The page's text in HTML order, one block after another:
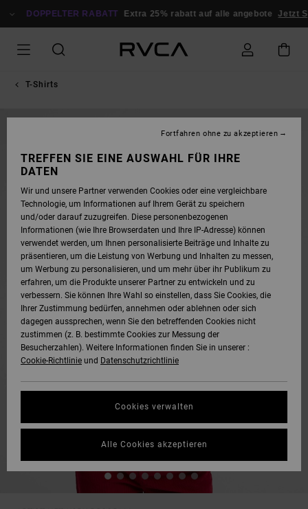
ZUR
DOPPELTER RABATT Extra 25% rabatt auf alle angebote Jetzt
T-Shirts
TREFFEN SIE EINE AUSWAHL FÜR IHRE
DATEN
Wir und unsere Partner verwenden Cookies oder eine vergleichbare
Technologie, um Informationen auf Ihrem Gerät zu speichern
und/oder darauf zuzugreifen. Diese personenbezogenen
Informationen (wie Ihre Browserdaten und Ihre IP-Adresse) können
verwendet werden, um Ihnen personalisierte Beiträge und Inhalte zu
präsentieren, um die Leistung von Werbung und Inhalten zu messen,
um Werbung zu personalisieren, und um mehr über ihr Publikum zu
erfahren, um die Produkte unserer Partner zu entwickeln und zu
verbessern. Sie können Ihre Wahl so einstellen, dass Sie Cookies, die
Ihrer Zustimmung bedürfen, annehmen oder ablehnen oder sich
dagegen aussprechen, wenn Sie den betreffenden Cookies nicht
zustimmen (z. B. bestimmte Cookies zur Messung der
Besucherzahlen). Weitere Informationen finden Sie in unserer :
Cookie-Richtlinie und Datenschutzrichtlinie
Cookies verwalten
Fortfahren ohne zu akzeptieren
Alle Cookies akzeptieren